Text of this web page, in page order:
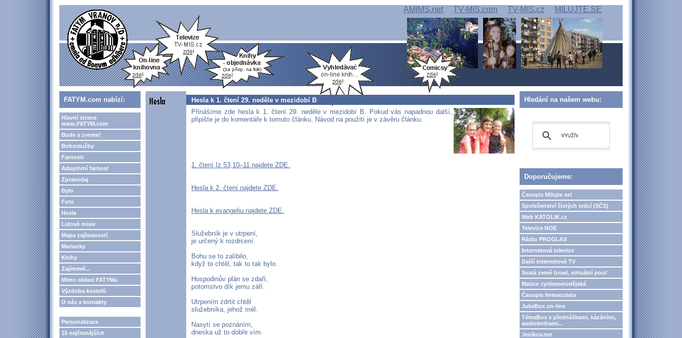
AMIMS.net TV-MIS.com TV-MIS.cz MILUJTE.SE
FATYM.com nabízí:
Hlavní strana
www.FATYM.com
Bude a zveme!
Bohoslužby
Farnosti
Adoptivní farnost
Zpravodaj
Bylo
Foto
Hesla
Lidové misie
Mapa zajímavostí
Marianky
Knihy
Zajímavé...
Mimo oblast FATYMu
Výzdoba kostelů
O nás a kontakty
Personalizace
15 nejčtenějších
Hesla k 1. čtení 29. neděle v mezidobí B
Přinášíme zde hesla k 1. čtení 29. neděle v mezidobí B. Pokud vás napadnou další,
připište je do komentáře k tomuto článku. Návod na použití je v závěru článku.
1. čtení Iz 53,10–11 najdete ZDE.
Hesla k 2. čtení najdete ZDE.
Hesla k evangeliu najdete ZDE.
Služebník je v utrpení,
je určený k rozdrcení.
Bohu se to zalíbilo,
když to chtěl, tak to tak bylo.
Hospodinův plán se zdaří,
potomstvo dík jemu září.
Utrpením zdrtit chtěl
služebníka, jehož měl.
Nasytí se poznáním,
dneska už to dobře vím.
Hledání na našem webu:
Doporučujeme:
Časopis Milujte se!
Společenství čistých srdcí (SČS)
Web KATOLIK.cz
Televize NOE
Rádio PROGLAS
Internetová televize
Další internetové TV
Svatá země Izrael, virtuální pouť
Matice cyrilometodějská
Časopis Immaculata
JukeBox on-line
TémaBox s přednáškami, kázáními,
audioknihami...
Jeníkov.net